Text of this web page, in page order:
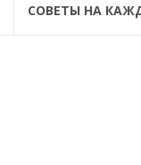
СОВЕТЫ НА